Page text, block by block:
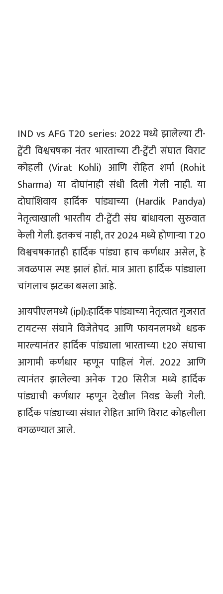
IND vs AFG T20 series: 2022 मध्ये झालेल्या टी-
ट्वेंटी विश्वचषका नंतर भारताच्या टी-ट्वेंटी संघात विराट
कोहली (Virat Kohli) आणि रोहित शर्मा (Rohit
Sharma) या दोघांनाही संधी दिली गेली नाही. या
दोघांशिवाय हार्दिक पांड्याच्या (Hardik Pandya)
नेतृत्वाखाली भारतीय टी-ट्वेंटी संघ बांधायला सुरुवात
केली गेली. इतकचं नाही, तर 2024 मध्ये होणाऱ्या T20
विश्वचषकातही हार्दिक पांड्या हाच कर्णधार असेल, हे
जवळपास स्पष्ट झालं होतं. मात्र आता हार्दिक पांड्याला
चांगलाच झटका बसला आहे.
आयपीएलमध्ये (ipl):हार्दिक पांड्याच्या नेतृत्वात गुजरात
टायटन्स संघाने विजेतेपद आणि फायनलमध्ये धडक
मारल्यानंतर हार्दिक पांड्याला भारताच्या t20 संघाचा
आगामी कर्णधार म्हणून पाहिलं गेलं. 2022 आणि
त्यानंतर झालेल्या अनेक T20 सिरीज मध्ये हार्दिक
पांड्याची कर्णधार म्हणून देखील निवड केली गेली.
हार्दिक पांड्याच्या संघात रोहित आणि विराट कोहलीला
वगळण्यात आले.